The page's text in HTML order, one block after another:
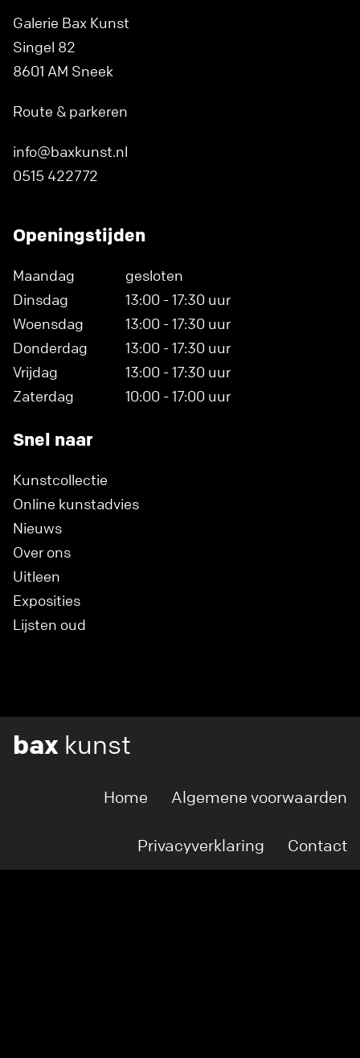
Galerie Bax Kunst
Singel 82
8601 AM Sneek
Route & parkeren
info@baxkunst.nl
0515 422772
Openingstijden
Maandag
gesloten
Dinsdag
13:00 - 17:30 uur
Woensdag
13:00 - 17:30 uur
Donderdag
13:00 - 17:30 uur
Vrijdag
13:00 - 17:30 uur
Zaterdag
10:00 - 17:00 uur
Snel naar
Kunstcollectie
Online kunstadvies
Nieuws
Over ons
Uitleen
Exposities
Lijsten oud
bax kunst
Home Algemene voorwaarden
Privacyverklaring Contact